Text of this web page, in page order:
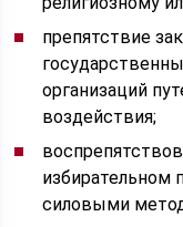
препятствие
организаций
воздействия;
избирательном
силовыми